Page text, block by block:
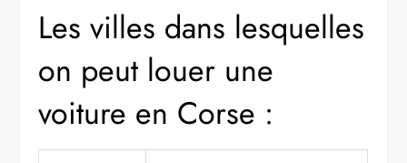
Les villes dans lesquelles
on peut louer une
voiture en Corse :